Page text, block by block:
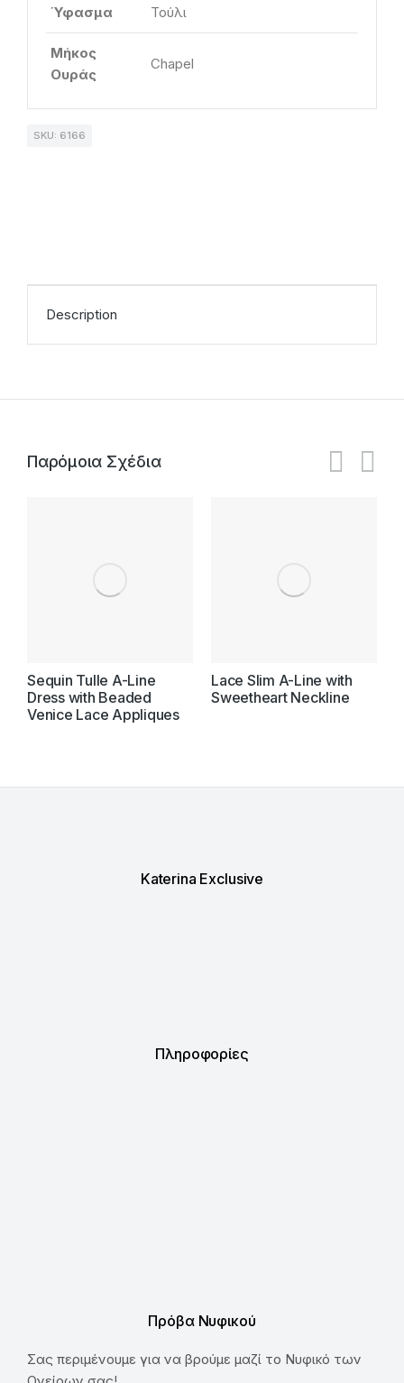
Ύφασμα Τούλι
Μήκος
Ουράς
Chapel
SKU: 6166
Description
Παρόμοια Σχέδια
Sequin Tulle A-Line
Dress with Beaded
Venice Lace Appliques
Lace Slim A-Line with
Sweetheart Neckline
Katerina Exclusive
Πληροφορίες
Πρόβα Νυφικού
Σας περιμένουμε για να βρούμε μαζί το Νυφικό των